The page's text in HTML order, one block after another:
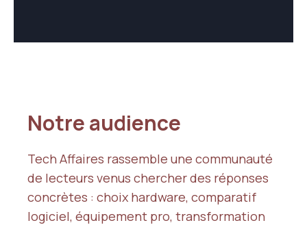
Notre audience
Tech Affaires rassemble une communauté
de lecteurs venus chercher des réponses
concrètes : choix hardware, comparatif
logiciel, équipement pro, transformation